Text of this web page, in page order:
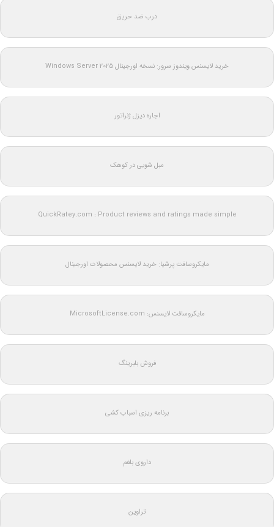
درب ضد حریق
خرید لایسنس ویندوز سرور: نسخه اورجینال Windows Server 2025
اجاره دیزل ژنراتور
مبل شویی در کوهک
QuickRatey.com : Product reviews and ratings made simple
مایکروسافت پرشیا: خرید لایسنس محصولات اورجینال
مایکروسافت لایسنس: MicrosoftLicense.com
فروش بلبرینگ
برنامه ریزی اسباب کشی
داروی بلغم
تراوین